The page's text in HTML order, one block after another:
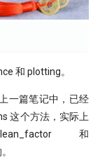
化，第一步就走错了
的股票智能分析系统
：一种更清晰的时间序
AI打工仔 - 日线数据的
AI 打工仔: QMT 实时
系统与多 Client 问题
AI 打工仔:系统逻辑优
成应用案例[2]
核心语法[2]
和 plotting。
一篇笔记中，已经
这个方法，实际上
和